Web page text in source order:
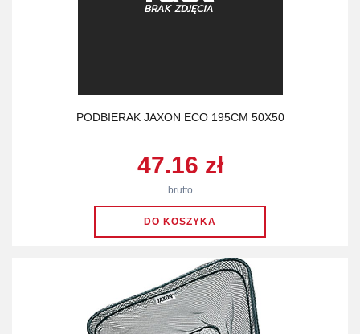
PODBIERAK JAXON ECO 195CM 50X50
47.16 zł
brutto